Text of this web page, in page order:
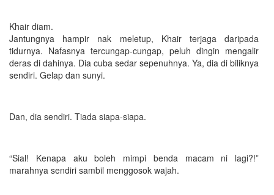
Khair diam.
Jantungnya hampir nak meletup, Khair terjaga daripada
tidurnya. Nafasnya tercungap-cungap, peluh dingin mengalir
deras di dahinya. Dia cuba sedar sepenuhnya. Ya, dia di biliknya
sendiri. Gelap dan sunyi.
Dan, dia sendiri. Tiada siapa-siapa.
“Sial! Kenapa aku boleh mimpi benda macam ni lagi?!”
marahnya sendiri sambil menggosok wajah.